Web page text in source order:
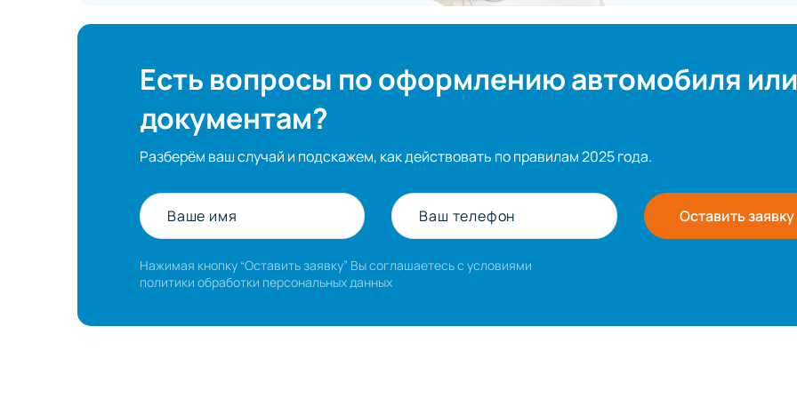
Есть вопросы по оформлению автомобиля или
документам?
Разберём ваш случай и подскажем, как действовать по правилам 2025 года.
Ваше имя Ваш телефон Оставить заявку
Нажимая кнопку “Оставить заявку” Вы соглашаетесь с условиями
политики обработки персональных данных